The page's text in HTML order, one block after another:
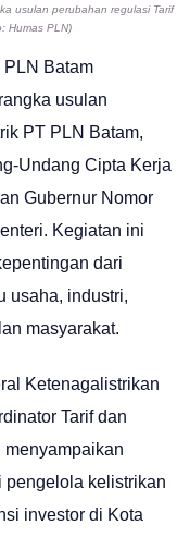
usulan perubahan regulasi Tarif
Humas PLN)
PLN Batam
usulan
PT PLN Batam,
Undang Cipta Kerja
Gubernur Nomor
Kegiatan ini
dari
usaha, industri,
masyarakat.
Ketenagalistrikan
Tarif dan
menyampaikan
pengelola kelistrikan
investor di Kota